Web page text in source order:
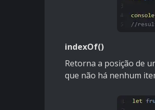
indexOf()
Retorna a posição de
que não há nenhum